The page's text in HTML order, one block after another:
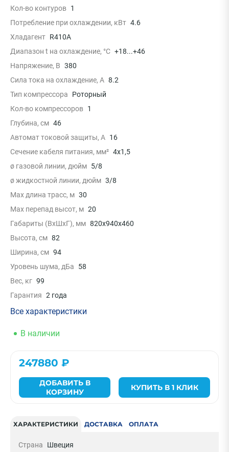
Кол-во контуров 1
Потребление при охлаждении, кВт 4.6
Хладагент R410A
Диапазон t на охлаждение, °С +18...+46
Напряжение, В 380
Сила тока на охлаждение, А 8.2
Тип компрессора
Роторный
Кол-во компрессоров 1
Глубина, см 46
Автомат токовой защиты, A 16
Сечение кабеля питания, мм² 4x1,5
ø газовой линии, дюйм 5/8
ø жидкостной линии, дюйм 3/8
Max длина трасс, м 30
Max перепад высот, м 20
Габариты (ВхШхГ), мм 820x940x460
Высота, см 82
Ширина, см 94
Уровень шума, дБа
58
Вес, кг 99
Гарантия 2 года
Все характеристики
В наличии
247880 ₽
ДОБАВИТЬ В
КОРЗИНУ
КУПИТЬ В 1 КЛИК
ХАРАКТЕРИСТИКИ ДОСТАВКА ОПЛАТА
Страна
Швеция